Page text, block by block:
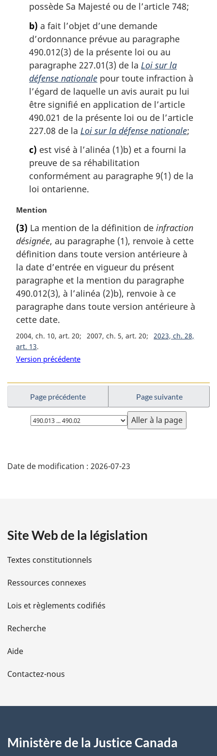
possède Sa Majesté ou de l’article 748;
b) a fait l’objet d’une demande
d’ordonnance prévue au paragraphe
490.012(3) de la présente loi ou au
paragraphe 227.01(3) de la Loi sur la
défense nationale pour toute infraction à
l’égard de laquelle un avis aurait pu lui
être signifié en application de l’article
490.021 de la présente loi ou de l’article
227.08 de la Loi sur la défense nationale;
c) est visé à l’alinéa (1)b) et a fourni la
preuve de sa réhabilitation
conformément au paragraphe 9(1) de la
loi ontarienne.
N
t
e
m
a
g
i
n
a
e
:
Mention
(3) La mention de la définition de infraction
désignée, au paragraphe (1), renvoie à cette
définition dans toute version antérieure à
la date d’entrée en vigueur du présent
paragraphe et la mention du paragraphe
490.012(3), à l’alinéa (2)b), renvoie à ce
paragraphe dans toute version antérieure à
cette date.
2004, ch. 10, art. 20 2007, ch. 5, art. 20
2023, ch. 28,
art. 13
Version précédente
Page précédente Page suivante
Choisissez
la
é
i
l
s
d
e
l
a
e
Date de modification : 2026-07-23
Site Web de la législation
Textes constitutionnels
Ressources connexes
Lois et règlements codifiés
Recherche
Aide
Contactez-nous
Ministère de la Justice Canada